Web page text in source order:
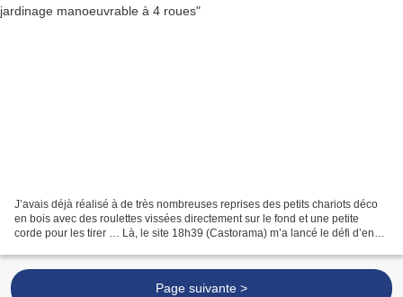
J’avais déjà réalisé à de très nombreuses reprises des petits chariots déco
en bois avec des roulettes vissées directement sur le fond et une petite
corde pour les tirer … Là, le site 18h39 (Castorama) m’a lancé le défi d’en
Page suivante >